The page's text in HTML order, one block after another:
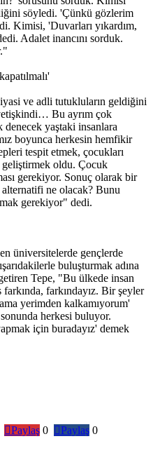
söyledi. 'Çünkü gözlerim
Kimisi, 'Duvarları yıkardım,
Adalet inancını sorduk.
ve adli tutukluların geldiğini
Bu ayrım çok
yaştaki insanlara
boyunca herkesin hemfikir
tespit etmek, çocukları
geliştirmek oldu. Çocuk
gerekiyor. Sonuç olarak bir
alternatifi ne olacak? Bunu
gerekiyor" dedi.
üniversitelerde gençlerde
buluşturmak adına
Tepe, "Bu ülkede insan
farkında, farkındayız. Bir şeyler
yerimden kalkamıyorum'
herkesi buluyor.
için buradayız' demek
Paylaş 0 Paylaş 0